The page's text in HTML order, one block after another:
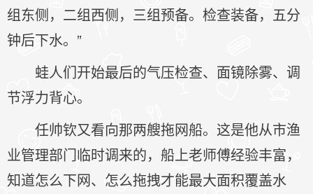
组东侧，二组西侧，三组预备。检查装备，五分
钟后下水。”
蛙人们开始最后的气压检查、面镜除雾、调
节浮力背心。
任帅钦又看向那两艘拖网船。这是他从市渔
业管理部门临时调来的，船上老师傅经验丰富，
知道怎么下网、怎么拖拽才能最大面积覆盖水